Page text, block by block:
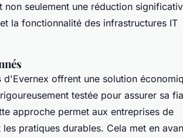
seulement une réduction
la fonctionnalité des infrastructures IT
d'Evernex offrent une solution
testée pour assurer sa
approche permet aux entreprises de
pratiques durables. Cela met en